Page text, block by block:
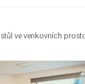
ve venkovních